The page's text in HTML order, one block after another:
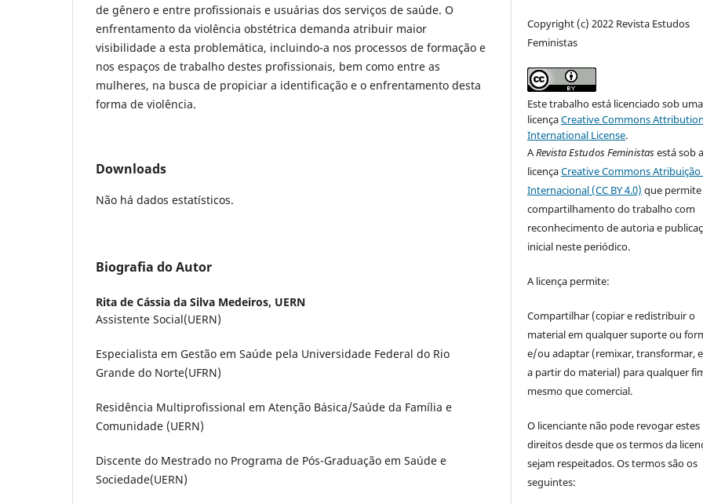
de gênero e entre profissionais e usuárias dos serviços de saúde. O
enfrentamento da violência obstétrica demanda atribuir maior
visibilidade a esta problemática, incluindo-a nos processos de formação e
nos espaços de trabalho destes profissionais, bem como entre as
mulheres, na busca de propiciar a identificação e o enfrentamento desta
forma de violência.
Downloads
Não há dados estatísticos.
Biografia do Autor
Rita de Cássia da Silva Medeiros, UERN
Assistente Social(UERN)
Especialista em Gestão em Saúde pela Universidade Federal do Rio
Grande do Norte(UFRN)
Residência Multiprofissional em Atenção Básica/Saúde da Família e
Comunidade (UERN)
Discente do Mestrado no Programa de Pós-Graduação em Saúde e
Sociedade(UERN)
Copyright (c) 2022 Revista Estudos
Feministas
Este trabalho está licenciado sob uma
licençaCreative Commons
International License.
ARevista Estudos Feministasestá sob
licençaCreative Commons Atribuição
Internacional (CC BY 4.0) que
compartilhamento do trabalho com
reconhecimento de autoria e
inicial neste periódico.
A licença permite:
Compartilhar (copiar e redistribuir o
material em qualquer suporte ou
e/ou adaptar (remixar, transformar,
a partir do material) para qualquer
mesmo que comercial.
O licenciante não pode revogar estes
direitos desde que os termos da
sejam respeitados. Os termos são os
seguintes: